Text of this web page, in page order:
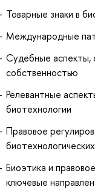
Товарные знаки в
Международные
Судебные аспекты,
собственностью
Релевантные
биотехнологии
Правовое
Биоэтика и
ключевые